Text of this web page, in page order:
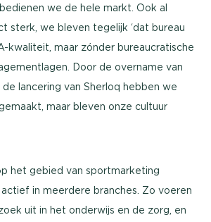
we de hele markt. Ook al
sterk, we bleven tegelijk ‘dat bureau
kwaliteit, maar zónder bureaucratische
Door de overname van
lancering van Sherloq hebben we
maar bleven onze cultuur
het gebied van sportmarketing
actief in meerdere branches. Zo voeren
uit in het onderwijs en de zorg, en